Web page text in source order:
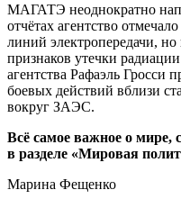
МАГАТЭ неоднократно
отчётах агентство
линий электропередачи,
признаков утечки
агентства Рафаэль Гросси
боевых действий вблизи
вокруг ЗАЭС.
Всё самое важное о мире,
в разделе «Мировая
Марина Фещенко